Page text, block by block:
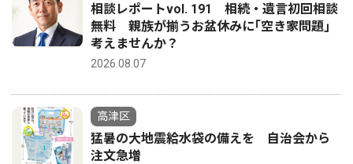
相談レポートvol. 191 相続・遺言初回相談
無料 親族が揃うお盆休みに｢空き家問題｣
考えませんか？
2026.08.07
高津区
猛暑の大地震給水袋の備えを 自治会から
注文急増